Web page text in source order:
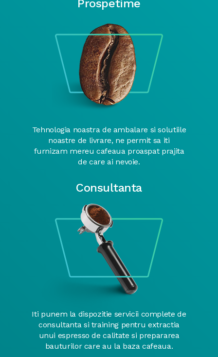
Prospetime
Tehnologia noastra de ambalare si solutiile
noastre de livrare, ne permit sa iti
furnizam mereu cafeaua proaspat prajita
de care ai nevoie.
Consultanta
Iti punem la dispozitie servicii complete de
consultanta si training pentru extractia
unui espresso de calitate si prepararea
bauturilor care au la baza cafeaua.